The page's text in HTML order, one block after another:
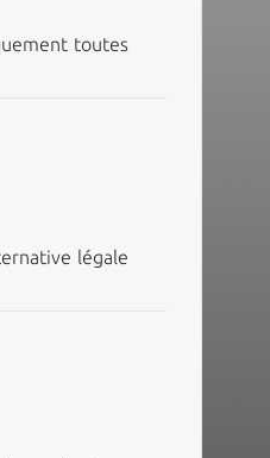
toutes
légale